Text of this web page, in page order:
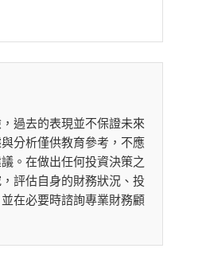
過去的表現並不保證未來
分析僅供教育參考，不應
。在做出任何投資決策之
評估自身的財務狀況、投
在必要時諮詢專業財務顧